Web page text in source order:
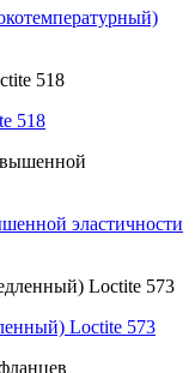
518
эластичности
Loctite 573